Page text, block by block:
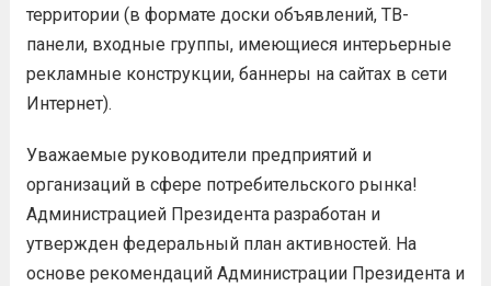
территории (в формате доски объявлений, TВ-
панели, входные группы, имеющиеся интерьерные
рекламные конструкции, баннеры на сайтах в сети
Интернет).
Уважаемые руководители предприятий и
организаций в сфере потребительского рынка!
Администрацией Президента разработан и
утвержден федеральный план активностей. Hа
основе рекомендаций Администрации Президента и